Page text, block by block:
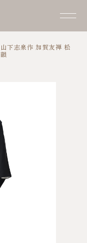
山下志泉作 加賀友禅 松
韻